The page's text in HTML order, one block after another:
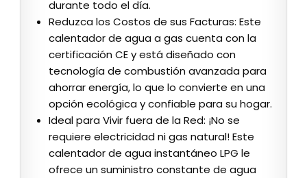
durante todo el día.
Reduzca los Costos de sus Facturas: Este
calentador de agua a gas cuenta con la
certificación CE y está diseñado con
tecnología de combustión avanzada para
ahorrar energía, lo que lo convierte en una
opción ecológica y confiable para su hogar.
Ideal para Vivir fuera de la Red: ¡No se
requiere electricidad ni gas natural! Este
calentador de agua instantáneo LPG le
ofrece un suministro constante de agua